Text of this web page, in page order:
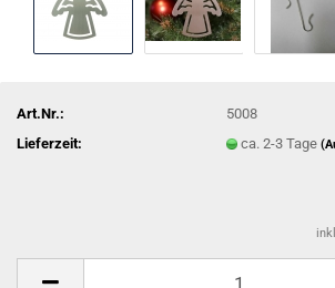
Art.Nr.:
5008
Lieferzeit:
ca. 2-3 Tage